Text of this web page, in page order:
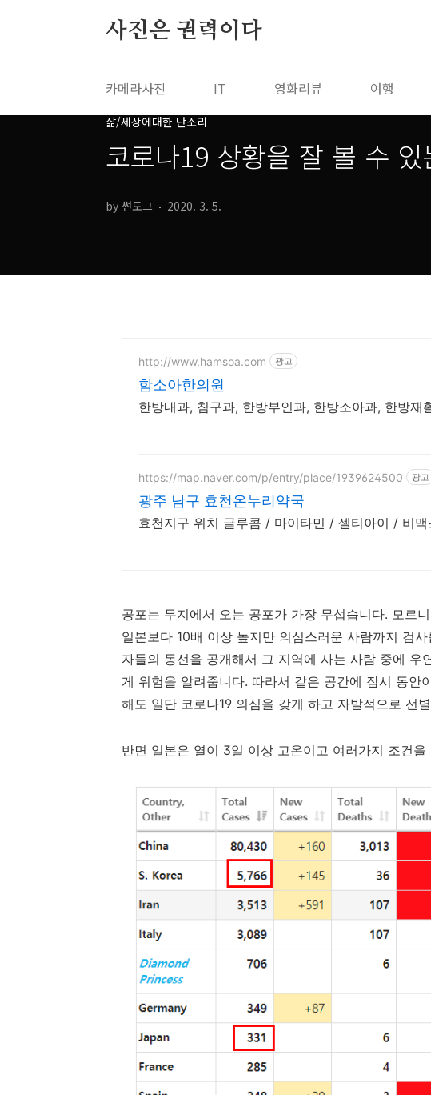
사진은 권력이다
카메라사진 IT 영화리뷰 여행
삶/세상에대한 단소리
코로나19 상황을 잘 볼 수
by 썬도그 2020. 3. 5.
http://www.hamsoa.com 광고
함소아한의원
한방내과, 침구과, 한방부인과, 한방소아과, 한방재
https://map.naver.com/p/entry/place/1939624500 광고
광주 남구 효천온누리약국
효천지구 위
공포는 무지에서 오는 공포가 가장 무섭습니다. 모르
일본보다 10배 이상 높지만 의심스러운 사람까지 검
자들의 동선을 공개해서 그 지역에 사는 사람 중에 우
게 위험을 알려줍니다. 따라서 같은 공간에 잠시 동안
해도 일단 코로나19 의심을 갖게 하고 자발적으로 선
반면 일본은 열이 3일 이상 고온이고 여러가지 조건